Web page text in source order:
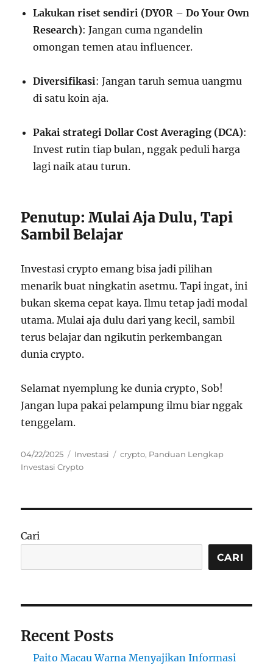
Lakukan riset sendiri (DYOR – Do Your Own
Research): Jangan cuma ngandelin
omongan temen atau influencer.
Diversifikasi: Jangan taruh semua uangmu
di satu koin aja.
Pakai strategi Dollar Cost Averaging (DCA):
Invest rutin tiap bulan, nggak peduli harga
lagi naik atau turun.
Penutup: Mulai Aja Dulu, Tapi
Sambil Belajar
Investasi crypto emang bisa jadi pilihan
menarik buat ningkatin asetmu. Tapi ingat, ini
bukan skema cepat kaya. Ilmu tetap jadi modal
utama. Mulai aja dulu dari yang kecil, sambil
terus belajar dan ngikutin perkembangan
dunia crypto.
Selamat nyemplung ke dunia crypto, Sob!
Jangan lupa pakai pelampung ilmu biar nggak
tenggelam.
Posted
on
04/22/2025 Categories
Investasi Tags
crypto, Panduan Lengkap
Investasi Crypto
Cari
CARI
Recent Posts
Paito Macau Warna Menyajikan Informasi